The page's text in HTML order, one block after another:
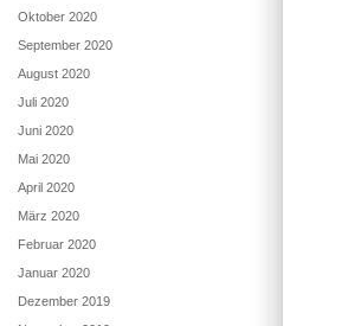
Oktober 2020
September 2020
August 2020
Juli 2020
Juni 2020
Mai 2020
April 2020
März 2020
Februar 2020
Januar 2020
Dezember 2019